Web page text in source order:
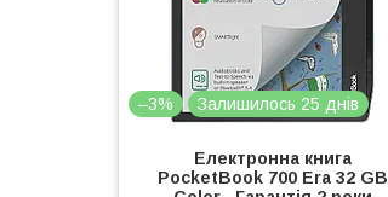
–3% Залишилось 25 днів
Електронна книга
PocketBook 700 Era 32 GB